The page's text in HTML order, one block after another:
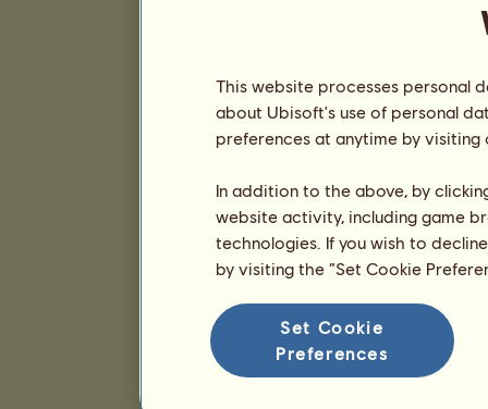
This website processes personal
about Ubisoft's use of personal
preferences at anytime by
In addition to the above, by
website activity, including game
technologies. If you wish to
by visiting the “Set Cookie
Set Cookie
Preferences